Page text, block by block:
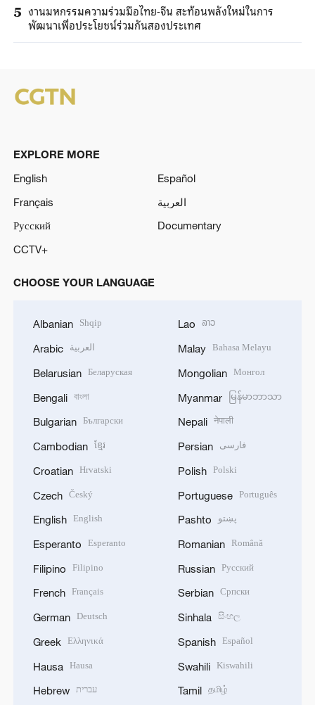
5 งานมหกรรมความร่วมมือไทย-จีน สะท้อนพลังใหม่ในการ
พัฒนาเพื่อประโยชน์ร่วมกันสองประเทศ
EXPLORE MORE
English
Español
Français
العربية
Русский
Documentary
CCTV+
CHOOSE YOUR LANGUAGE
Albanian Shqip
Arabic العربية
Belarusian Беларуская
Bengali বাংলা
Bulgarian Български
Cambodian ខ្មែរ
Croatian Hrvatski
Czech Český
English English
Esperanto Esperanto
Filipino Filipino
French Français
German Deutsch
Greek Ελληνικά
Hausa Hausa
Hebrew עברית
Lao ລາວ
Malay Bahasa Melayu
Mongolian Монгол
Myanmar မြန်မာဘာသာ
Nepali नेपाली
Persian فارسی
Polish Polski
Portuguese Português
Pashto پښتو
Romanian Română
Russian Русский
Serbian Српски
Sinhala සිංහල
Spanish Español
Swahili Kiswahili
Tamil தமிழ்